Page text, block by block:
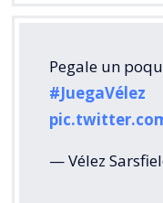
Pegale un
#JuegaVélez
— Vélez